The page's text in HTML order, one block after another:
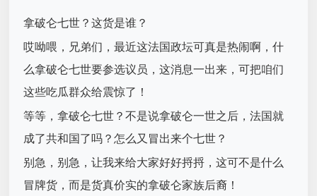
拿破仑七世？这货是谁？
哎呦喂，兄弟们，最近这法国政坛可真是热闹啊，什
么拿破仑七世要参选议员，这消息一出来，可把咱们
这些吃瓜群众给震惊了！
等等，拿破仑七世？不是说拿破仑一世之后，法国就
成了共和国了吗？怎么又冒出来个七世？
别急，别急，让我来给大家好好捋捋，这可不是什么
冒牌货，而是货真价实的拿破仑家族后裔！